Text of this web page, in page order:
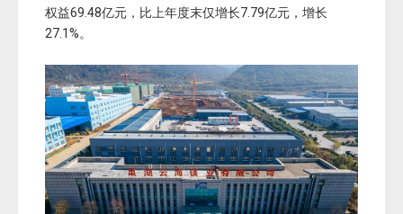
权益69.48亿元，比上年度末仅增长7.79亿元，增长
27.1%。